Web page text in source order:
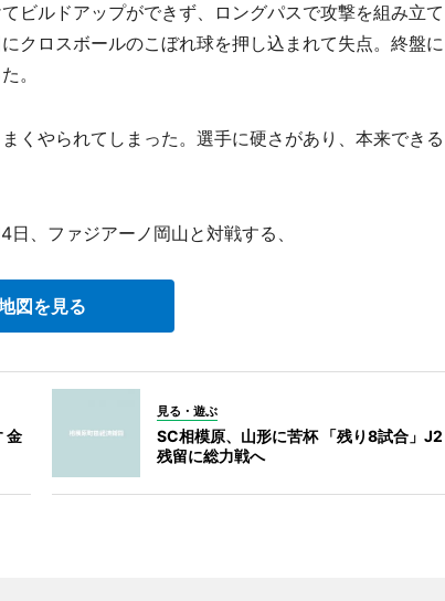
ビルドアップができず、ロングパスで攻撃を組み立て
クロスボールのこぼれ球を押し込まれて失点。終盤に
。
くやられてしまった。選手に硬さがあり、本来できる
、ファジアーノ岡山と対戦する、
図を見る
金
見る・遊ぶ
SC相模原、山形に苦杯 「残り8試合」J2
残留に総力戦へ